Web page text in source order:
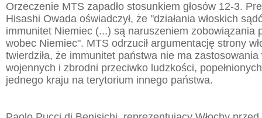
Orzeczenie MTS zapadło stosunkiem głosów 12-3.
Hisashi Owada oświadczył, że "działania włoskich
immunitet Niemiec (...) są naruszeniem zobowiązania
wobec Niemiec". MTS odrzucił argumentację strony
twierdziła, że immunitet państwa nie ma
wojennych i zbrodni przeciwko ludzkości,
jednego kraju na terytorium innego państwa.